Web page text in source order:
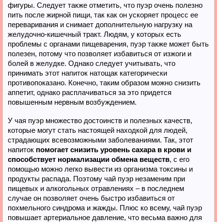
фигуры. Следует также отметить, что пуэр очень полезно
пить после жирной пищи, так как он ускоряет процесс ее
переваривания и снимает дополнительную нагрузку на
желудочно-кишечный тракт. Людям, у которых есть
проблемы с органами пищеварения, пуэр также может быть
полезен, потому что позволяет избавиться от изжоги и
болей в желудке. Однако следует учитывать, что
принимать этот напиток натощак категорически
противопоказано. Конечно, таким образом можно снизить
аппетит, однако расплачиваться за это придется
повышенным нервным возбуждением.
У чая пуэр множество достоинств и полезных качеств,
которые могут стать настоящей находкой для людей,
страдающих всевозможными заболеваниями. Так, этот
напиток помогает снизить уровень сахара в крови и
способствует нормализации обмена веществ, с его
помощью можно легко вывести из организма токсины и
продукты распада. Поэтому чай пуэр незаменим при
пищевых и алкогольных отравлениях – в последнем
случае он позволяет очень быстро избавиться от
похмельного синдрома и жажды. Плюс ко всему, чай пуэр
повышает артериальное давление, что весьма важно для